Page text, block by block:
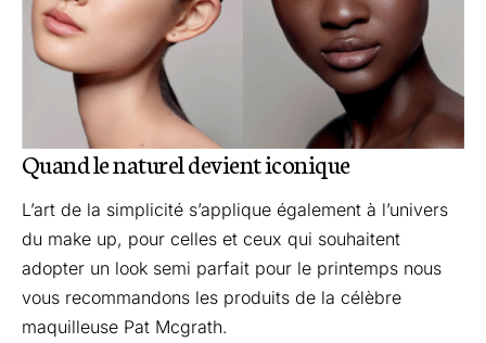
Quand le naturel devient iconique
L’art de la simplicité s’applique également à l’univers
du make up, pour celles et ceux qui souhaitent
adopter un look semi parfait pour le printemps nous
vous recommandons les produits de la célèbre
maquilleuse Pat Mcgrath.